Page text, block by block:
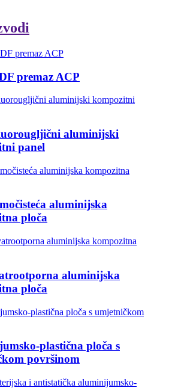
premaz ACP
aluminijski
panel
aluminijska
ploča
aluminijska
ploča
plastična ploča s
površinom